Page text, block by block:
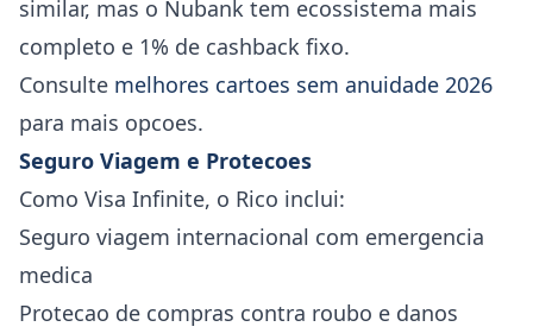
similar, mas o Nubank tem ecossistema mais
completo e 1% de cashback fixo.
Consulte melhores cartoes sem anuidade 2026
para mais opcoes.
Seguro Viagem e Protecoes
Como Visa Infinite, o Rico inclui:
Seguro viagem internacional com emergencia
medica
Protecao de compras contra roubo e danos